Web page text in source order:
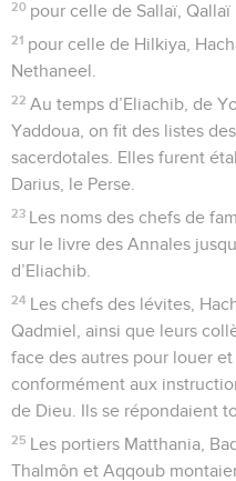
20 pour celle de Sallaï, Qallaï
21 pour celle de Hilkiya,
Nethaneel.
22 Au temps d’Eliachib, de
Yaddoua, on fit des listes
sacerdotales. Elles furent
Darius, le Perse.
23 Les noms des chefs de
sur le livre des Annales
d’Eliachib.
24 Les chefs des lévites,
Qadmiel, ainsi que leurs
face des autres pour louer et
conformément aux
de Dieu. Ils se répondaient
25 Les portiers Matthania,
Thalmôn et Aqqoub